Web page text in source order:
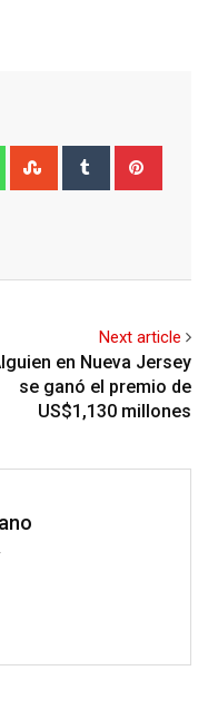
WhatsappStumbleUpon
Tumblr
Next article
en Nueva Jersey
se ganó el premio de
US$1,130 millones